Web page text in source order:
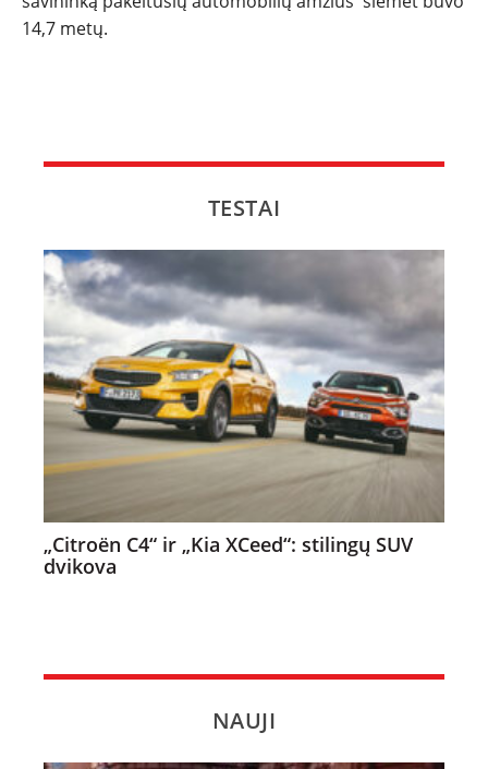
14,7 metų.
TESTAI
„Citroën C4“ ir „Kia XCeed“: stilingų SUV
dvikova
NAUJI